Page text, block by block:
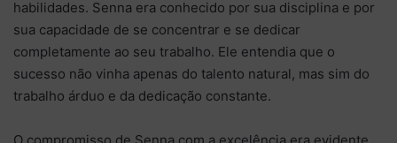
habilidades. Senna era conhecido por sua disciplina e por
sua capacidade de se concentrar e se dedicar
completamente ao seu trabalho. Ele entendia que o
sucesso não vinha apenas do talento natural, mas sim do
trabalho árduo e da dedicação constante.